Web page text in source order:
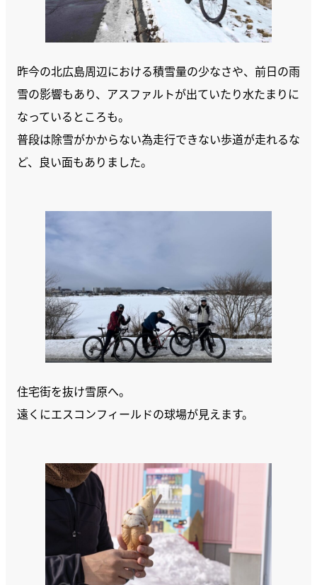
昨今の北広島周辺における積雪量の少なさや、前日の雨
雪の影響もあり、アスファルトが出ていたり水たまりに
なっているところも。
普段は除雪がかからない為走行できない歩道が走れるな
ど、良い面もありました。
住宅街を抜け雪原へ。
遠くにエスコンフィールドの球場が見えます。